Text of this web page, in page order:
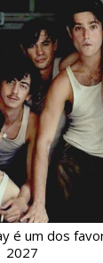
é um dos
2027